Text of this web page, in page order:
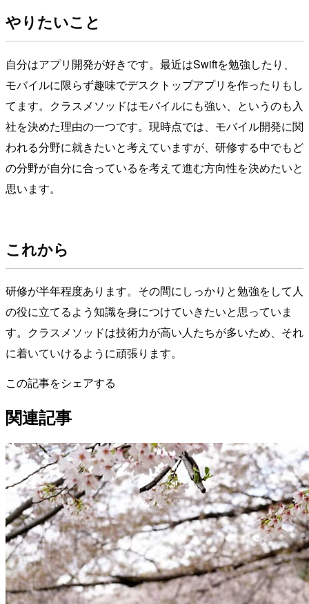
やりたいこと
自分はアプリ開発が好きです。最近はSwiftを勉強したり、
モバイルに限らず趣味でデスクトップアプリを作ったりもし
てます。クラスメソッドはモバイルにも強い、というのも入
社を決めた理由の一つです。現時点では、モバイル開発に関
われる分野に就きたいと考えていますが、研修する中でもど
の分野が自分に合っているを考えて進む方向性を決めたいと
思います。
これから
研修が半年程度あります。その間にしっかりと勉強をして人
の役に立てるよう知識を身につけていきたいと思っていま
す。クラスメソッドは技術力が高い人たちが多いため、それ
に着いていけるように頑張ります。
この記事をシェアする
関連記事